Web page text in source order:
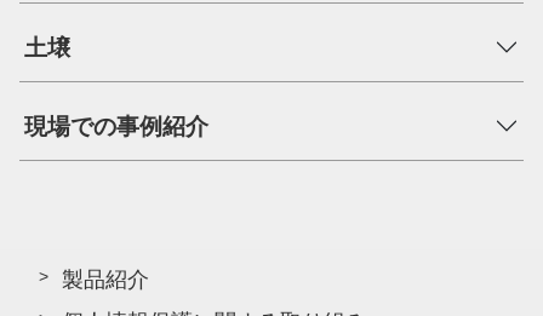
土壌
現場での事例紹介
製品紹介